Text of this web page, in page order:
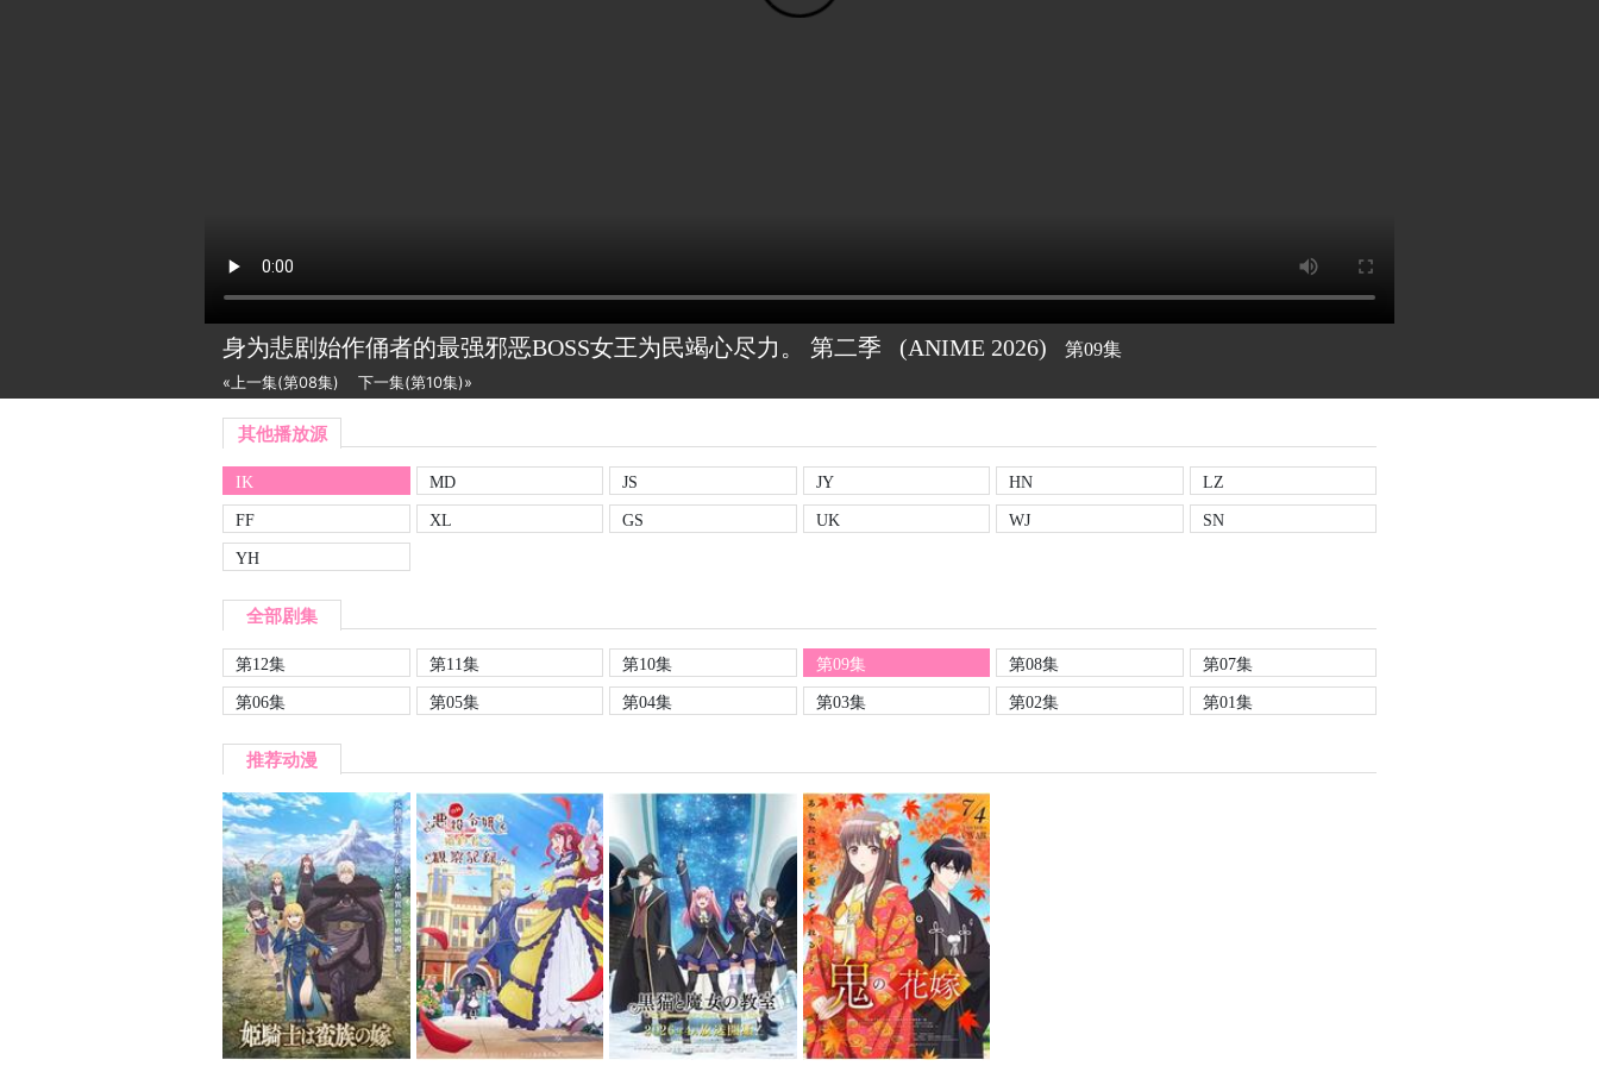
身为悲剧始作俑者的最强邪恶BOSS女王为民竭心尽力。 第二季 (ANIME 2026) 第09集
«上一集(第08集) 下一集(第10集)»
其他播放源
IK MD JS JY HN
LZ
FF
XL GS UK WJ
SN
YH
全部剧集
第12集 第11集 第10集 第09集 第08集
第07集
第06集
第05集 第04集 第03集 第02集 第01集
推荐动漫